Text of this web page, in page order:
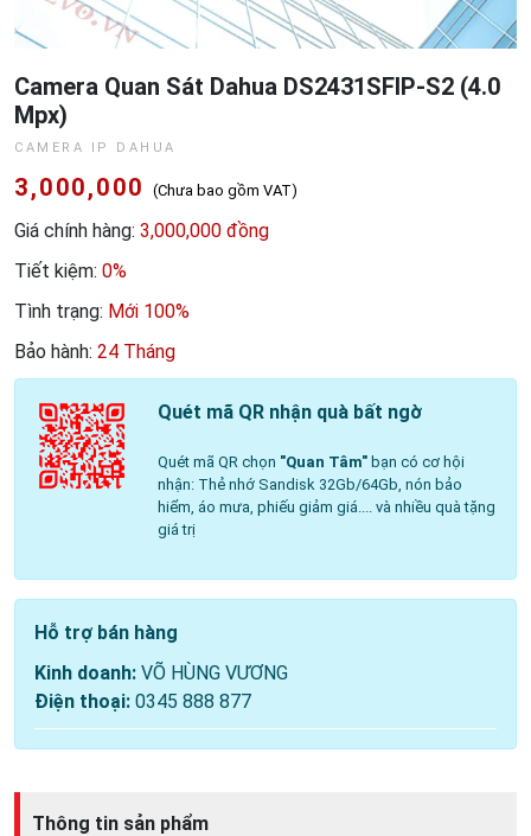
Camera Quan Sát Dahua DS2431SFIP-S2 (4.0
Mpx)
CAMERA IP DAHUA
3,000,000 (Chưa bao gồm VAT)
Giá chính hàng: 3,000,000 đồng
Tiết kiệm: 0%
Tình trạng: Mới 100%
Bảo hành: 24 Tháng
Quét mã QR nhận quà bất ngờ
Quét mã QR chọn "Quan Tâm"bạn có cơ hội
nhận: Thẻ nhớ Sandisk 32Gb/64Gb, nón bảo
hiểm, áo mưa, phiếu giảm giá.... và nhiều quà tặng
giá trị
Hỗ trợ bán hàng
Kinh doanh: VÕ HÙNG VƯƠNG
Điện thoại: 0345 888 877
Thông tin sản phẩm